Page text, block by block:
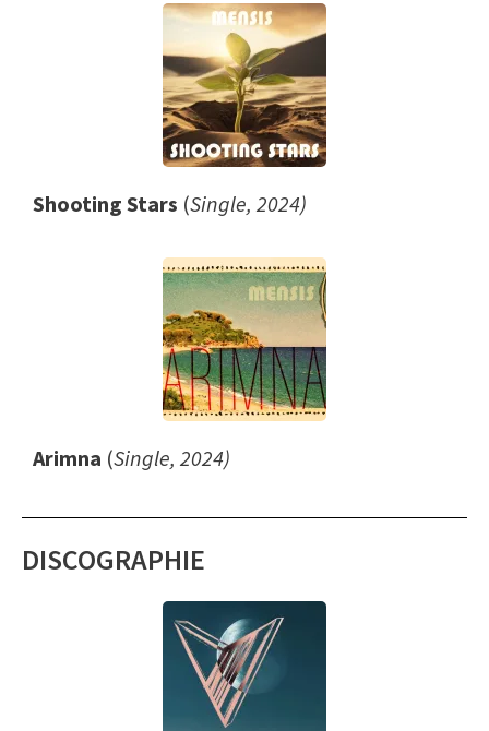
Shooting Stars (Single, 2024)
Arimna (Single, 2024)
DISCOGRAPHIE